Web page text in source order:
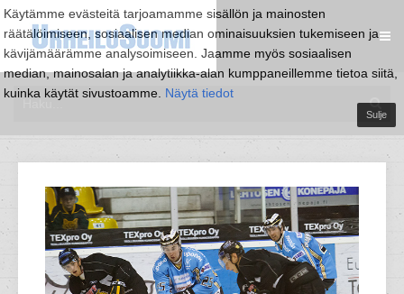
Käytämme evästeitä tarjoamamme sisällön ja mainosten
räätälöimiseen, sosiaalisen median ominaisuuksien tukemiseen ja
kävijämäärämme analysoimiseen. Jaamme myös sosiaalisen
median, mainosalan ja analytiikka-alan kumppaneillemme tietoa siitä,
kuinka käytät sivustoamme. Näytä tiedot
Sulje